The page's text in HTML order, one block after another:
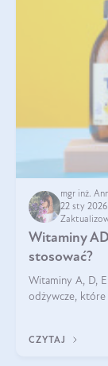
mgr inż.
22 sty 2026
Witaminy
stosować?
Witaminy A, D,
odżywcze, które
CZYTAJ